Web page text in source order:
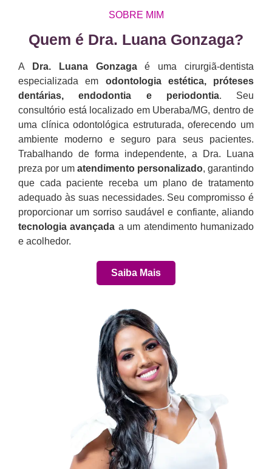
SOBRE MIM
Quem é Dra. Luana Gonzaga?​
A Dra. Luana Gonzagaé uma cirurgiã-dentista
especializada em odontologia estética, próteses
dentárias, endodontia e periodontia. Seu
consultório está localizado em Uberaba/MG, dentro de
uma clínica odontológica estruturada, oferecendo um
ambiente moderno e seguro para seus pacientes.
Trabalhando de forma independente, a Dra. Luana
preza por um atendimento personalizado, garantindo
que cada paciente receba um plano de tratamento
adequado às suas necessidades. Seu compromisso é
proporcionar um sorriso saudável e confiante, aliando
tecnologia avançada a um atendimento humanizado
e acolhedor.
Saiba Mais